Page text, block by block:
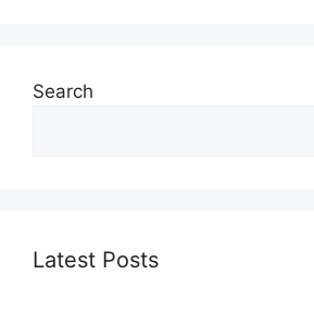
Search
Latest Posts